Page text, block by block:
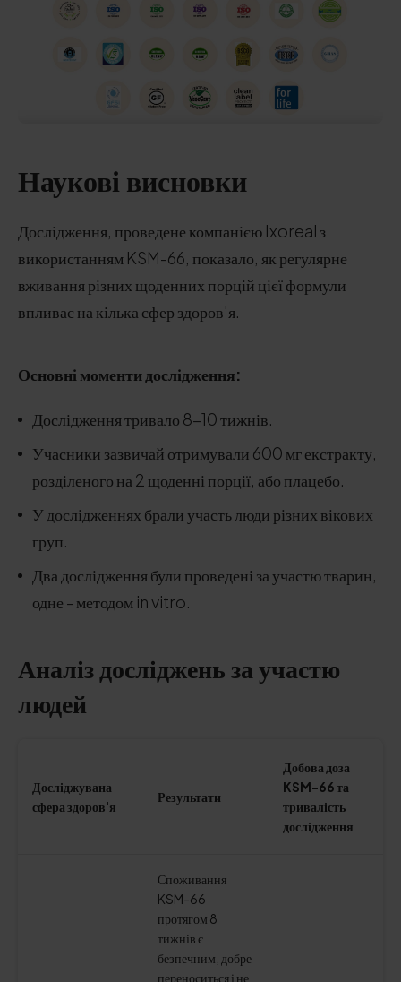
Наукові висновки
Дослідження, проведене компанією Ixoreal з
використанням KSM-66, показало, як регулярне
вживання різних щоденних порцій цієї формули
впливає на кілька сфер здоров'я.
Основні моменти дослідження:
Дослідження тривало 8-10 тижнів.
Учасники зазвичай отримували 600 мг екстракту,
розділеного на 2 щоденні порції, або плацебо.
У дослідженнях брали участь люди різних вікових
груп.
Два дослідження були проведені за участю тварин,
одне - методом in vitro.
Аналіз досліджень за участю
людей
Досліджувана
сфера здоров'я
Результати
Добова доза
KSM-66 та
тривалість
дослідження
Споживання
KSM-66
протягом 8
тижнів є
безпечним, добре
переноситься і не